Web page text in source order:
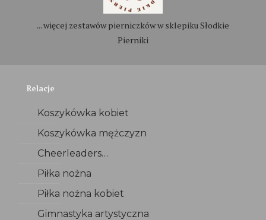
... więcej zestawów pierniczków w sklepiku Słodkie
Pierniki
Relacje
Koszykówka kobiet
Koszykówka mężczyzn
Cheerleaders…
Piłka nożna
Piłka nożna kobiet
Gimnastyka artystyczna